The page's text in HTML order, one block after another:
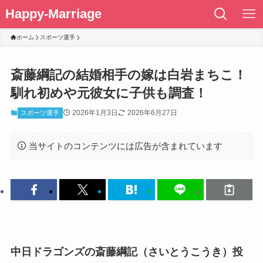
Happy-Marriage
ホーム スポーツ選手
斎藤綱記の結婚相手の嫁は白岩まちこ！
馴れ初めや元彼女に子供も調査！
スポーツ選手 2026年1月3日 2026年6月27日
当サイトのコンテンツには広告が含まれています
中日ドラゴンズの斎藤綱記（さいとうこうき）投